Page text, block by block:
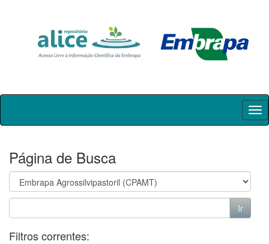
Skip
Página de Busca
Filtros correntes: